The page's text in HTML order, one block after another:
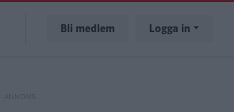
Bli medlem Logga in